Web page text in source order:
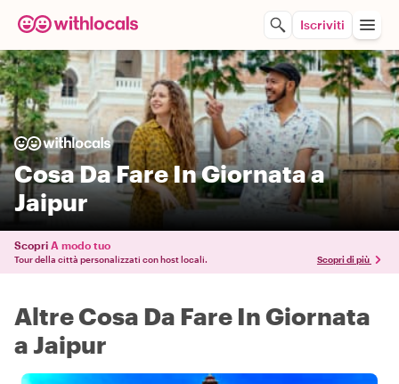
Iscriviti
Cosa Da Fare In Giornata a
Jaipur
Scopri A modo tuo
Tour della città personalizzati con host locali. Scopri di più
Altre Cosa Da Fare In Giornata
a Jaipur